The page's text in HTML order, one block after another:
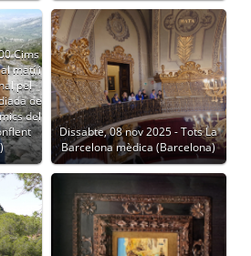
Cims
matí i
pel
de
del
Dissabte, 08 nov 2025 - Tots La
Barcelona mèdica (Barcelona)